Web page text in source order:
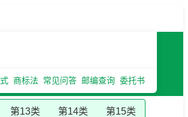
商标法 常见问答 邮编查询 委托书
第13类 第14类
第15类